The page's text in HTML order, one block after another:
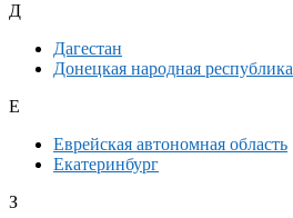
Д
Дагестан
Донецкая народная республика
Е
Еврейская автономная область
Екатеринбург
З